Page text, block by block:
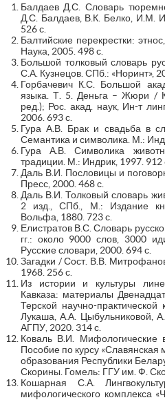
Балдаев Д.С. Словарь
Д.С. Балдаев, В.К. Белко, И.М.
526 с.
Балтийские перекрестки:
Наука, 2005. 498 с.
Большой толковый словарь
С.А. Кузнецов. СПб.: «Норинт»,
Горбачевич К.С. Большой
языка. Т. 5. Деньга – Жюри /
ред.); Рос. акад. наук, Ин-т
2006. 693 с.
Гура А.В. Брак и свадьба в
Семантика и символика. М.:
Гура А.В. Символика
традиции. М.: Индрик, 1997. 912
Даль В.И. Пословицы и
Пресс, 2000. 468 с.
Даль В.И. Толковый словарь
2 изд., СПб., М.: Издание
Вольфа, 1880. 723 с.
Елистратов В.С. Словарь
гг.: около 9000 слов, 3000
Русские словари, 2000. 694 с.
Загадки / Сост. В.В.
1968. 256 с.
Из истории и культуры
Кавказа: материалы
Терской научно-
Лукаша, А.А. Цыбульниковой,
АГПУ, 2020. 314 с.
Коваль В.И. Мифологические
Пособие по курсу
образования Республики
Скорины. Гомель: ГГУ им. Ф.
Кошарная С.А.
мифологического комплекса